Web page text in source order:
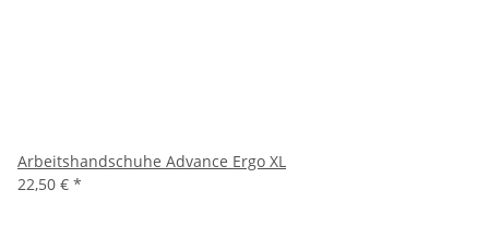
Arbeitshandschuhe Advance Ergo XL
22,50 € *